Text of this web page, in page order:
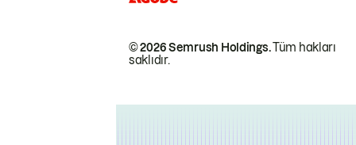
© 2026 Semrush Holdings.Tüm hakları
saklıdır.